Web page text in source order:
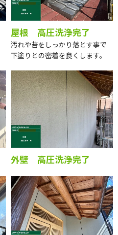
屋根 高圧洗浄完了
汚れや苔をしっかり落とす事で
下塗りとの密着を良くします。
外壁 高圧洗浄完了